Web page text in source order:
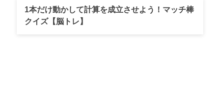
のどかな春の海を見に腰越へ。海岸をお散歩した後に
立ち寄りたいのは、海から歩いて2分もかからない場所
1本だけ動かして計算を成立させよう！マッチ棒
クイズ【脳トレ】